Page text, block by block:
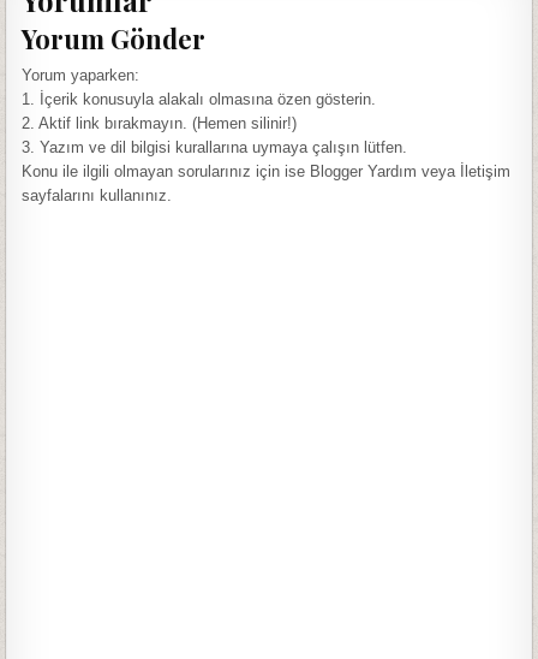
Yorum Gönder
Yorum yaparken:
1. İçerik konusuyla alakalı olmasına özen gösterin.
2. Aktif link bırakmayın. (Hemen silinir!)
3. Yazım ve dil bilgisi kurallarına uymaya çalışın lütfen.
Konu ile ilgili olmayan sorularınız için ise Blogger Yardım veya İletişim
sayfalarını kullanınız.